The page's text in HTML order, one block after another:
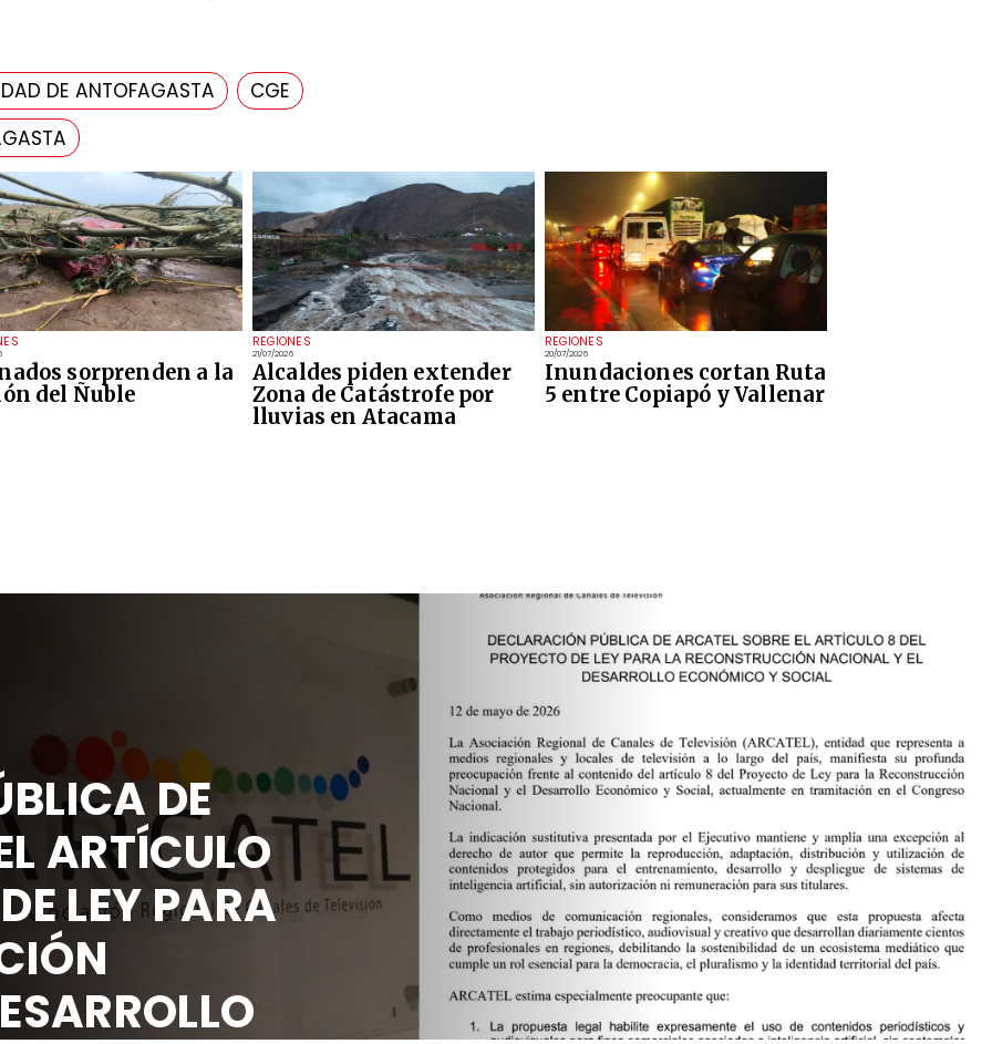
sorprenden a la
del Ñuble
REGIONES
21/07/2026
Alcaldes piden extender
Zona de Catástrofe por
lluvias en Atacama
REGIONES
20/07/2026
Inundaciones cortan Ruta
5 entre Copiapó y Vallenar
DE ANTOFAGASTA
CGE
DE
ARTÍCULO
DE LEY PARA